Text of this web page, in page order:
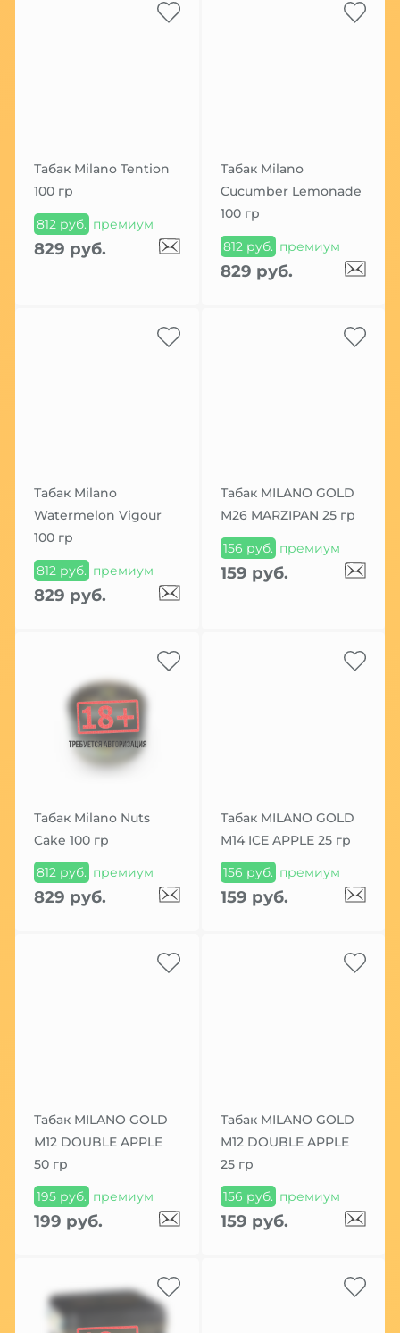
Табак Milano Tention
100 гр
812 руб. премиум
829 руб.
Табак Milano
Cucumber Lemonade
100 гр
812 руб. премиум
829 руб.
Табак Milano
Watermelon Vigour
100 гр
812 руб. премиум
829 руб.
Табак MILANO GOLD
М26 MARZIPAN 25 гр
156 руб. премиум
159 руб.
Табак Milano Nuts
Cake 100 гр
812 руб. премиум
829 руб.
Табак MILANO GOLD
М14 ICE APPLE 25 гр
156 руб. премиум
159 руб.
Табак MILANO GOLD
М12 DOUBLE APPLE
50 гр
195 руб. премиум
199 руб.
Табак MILANO GOLD
М12 DOUBLE APPLE
25 гр
156 руб. премиум
159 руб.